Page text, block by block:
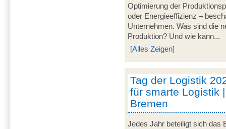
Optimierung der
oder Energieeffizienz –
Unternehmen. Was sind die
Produktion? Und wie kann...
[Alles Zeigen]
Tag der Logistik
für smarte Logistik
Bremen
Jedes Jahr beteiligt sich das